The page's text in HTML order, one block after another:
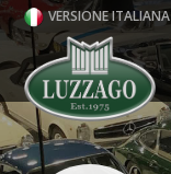
VERSIONE ITALIANA